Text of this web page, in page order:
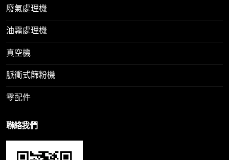
廢氣處理機
油霧處理機
真空機
脈衝式篩粉機
零配件
聯絡我們